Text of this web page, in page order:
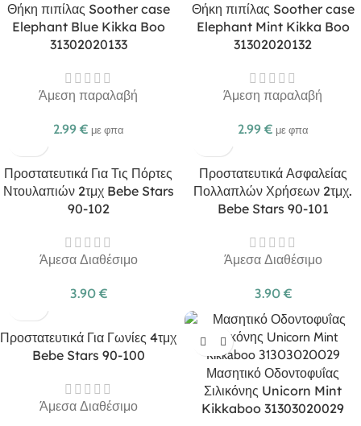
Θήκη πιπίλας Soother case
Elephant Blue Kikka Boo
31302020133
Άμεση παραλαβή
2.99 € με φπα
Θήκη πιπίλας Soother case
Elephant Mint Kikka Boo
31302020132
Άμεση παραλαβή
2.99 € με φπα
Προστατευτικά Για Τις Πόρτες
Ντουλαπιών 2τμχ Bebe Stars
90-102
Άμεσα Διαθέσιμο
3.90 €
Προστατευτικά Ασφαλείας
Πολλαπλών Χρήσεων 2τμχ.
Bebe Stars 90-101
Άμεσα Διαθέσιμο
3.90 €
Προστατευτικά Για Γωνίες 4τμχ
Bebe Stars 90-100
Άμεσα Διαθέσιμο
Μασητικό Οδοντοφυΐας
Σιλικόνης Unicorn Mint
Kikkaboo 31303020029